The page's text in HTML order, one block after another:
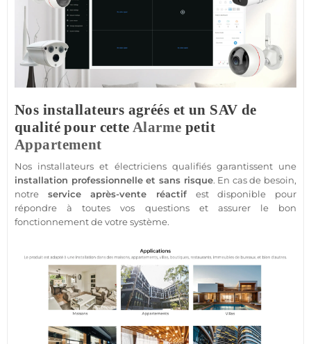
Nos installateurs agréés et un SAV de
qualité pour cette Alarme petit
Appartement
Nos installateurs et électriciens qualifiés garantissent une
installation professionnelleet sans risque. En cas de besoin,
notre service après-vente réactif est disponible pour
répondre à toutes vos questions et assurer le bon
fonctionnement de votresystème.